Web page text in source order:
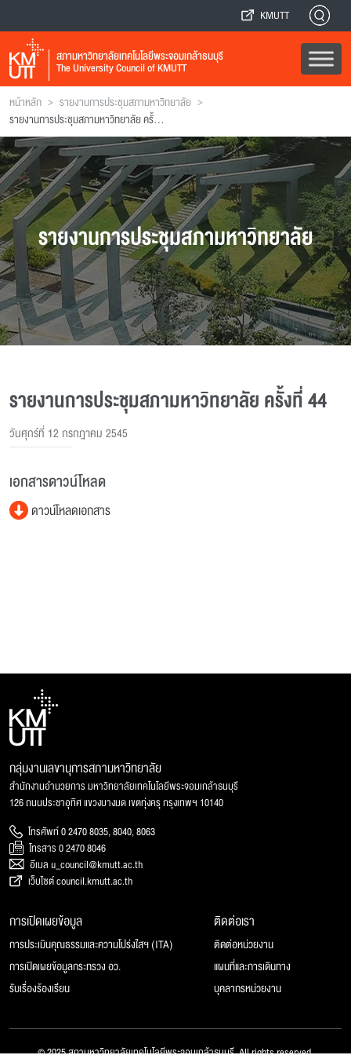
KMUTT
สภามหาวิทยาลัยเทคโนโลยีพระจอมเกล้าธนบุรี
The University Council of KMUTT
หน้าหลัก > รายงานการประชุมสภามหาวิทยาลัย >
รายงานการประชุมสภามหาวิทยาลัย ครั้งที่ 44
รายงานการประชุมสภามหาวิทยาลัย
รายงานการประชุมสภามหาวิทยาลัย ครั้งที่ 44
วันศุกร์ที่ 12 กรกฎาคม 2545
เอกสารดาวน์โหลด
ดาวน์โหลดเอกสาร
กลุ่มงานเลขานุการสภามหาวิทยาลัย
สำนักงานอำนวยการ มหาวิทยาลัยเทคโนโลยีพระจอมเกล้าธนบุรี
126 ถนนประชาอุทิศ แขวงบางมด เขตทุ่งครุ กรุงเทพฯ 10140
โทรศัพท์ 0 2470 8035, 8040, 8063
โทรสาร 0 2470 8046
อีเมล u_council@kmutt.ac.th
เว็บไซต์ council.kmutt.ac.th
การเปิดเผยข้อมูล
การประเมินคุณธรรมและความโปร่งใสฯ (ITA)
การเปิดเผยข้อมูลกระทรวง อว.
รับเรื่องร้องเรียน
ติดต่อเรา
ติดต่อหน่วยงาน
แผนที่และการเดินทาง
บุคลากรหน่วยงาน